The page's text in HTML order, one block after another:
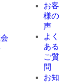
お客
様の
声
よく
ある
ご質
問
お知